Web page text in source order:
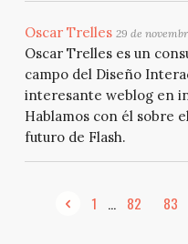
Oscar Trelles 29 de
Oscar Trelles es un
campo del Diseño
interesante weblog en
Hablamos con él sobre
futuro de Flash.
1 ... 82 83